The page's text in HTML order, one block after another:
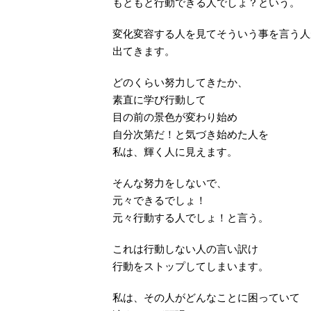
もともと行動できる人でしょ？という。
変化変容する人を見てそういう事を言う
出てきます。
どのくらい努力してきたか、
素直に学び行動して
目の前の景色が変わり始め
自分次第だ！と気づき始めた人を
私は、輝く人に見えます。
そんな努力をしないで、
元々できるでしょ！
元々行動する人でしょ！と言う。
これは行動しない人の言い訳け
行動をストップしてしまいます。
私は、その人がどんなことに困っていて